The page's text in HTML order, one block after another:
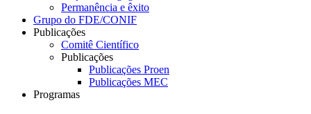
Permanência e êxito
Grupo do FDE/CONIF
Publicações
Comitê Científico
Publicações
Publicações Proen
Publicações MEC
Programas